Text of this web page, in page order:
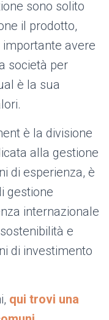
sono solito
il prodotto,
avere
società per
è la sua
è la divisione
alla gestione
di esperienza, è
gestione
internazionale
e
di investimento
qui trovi una